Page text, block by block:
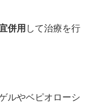
併用 して治療を行
ルやベピオローシ